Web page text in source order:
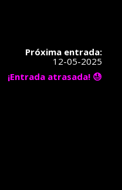
Próxima entrada:
12-05-2025
¡Entrada atrasada! 😓